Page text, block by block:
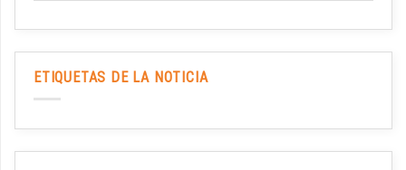
ETIQUETAS DE LA NOTICIA